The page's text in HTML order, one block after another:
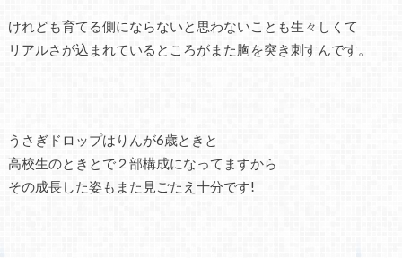
けれども育てる側にならないと思わないことも生々しくて
リアルさが込まれているところがまた胸を突き刺すんです。
うさぎドロップはりんが6歳ときと
高校生のときとで２部構成になってますから
その成長した姿もまた見ごたえ十分です!